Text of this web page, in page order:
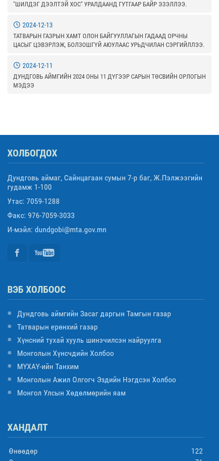
"ШИЛДЭГ ДЭЭЛТЭЙ ХОС" УРАЛДААНД ГУТГААР БАЙР ЭЗЭЛЛЭЭ.
2024-12-13
ТАТВАРЫН ГАЗРЫН ХАМТ ОЛОН БАЙГУУЛЛАГЫН ГАДААД ОРЧНЫ
ЦАСЫГ ЦЭВЭРЛЭЖ, БОЛЗОШГҮЙ АЮУЛААС УРЬДЧИЛАН СЭРГИЙЛЛЭЭ.
2024-12-11
ДУНДГОВЬ АЙМГИЙН 2024 ОНЫ 11 ДҮГЭЭР САРЫН ТӨСВИЙН ОРЛОГЫН
МЭДЭЭ
ХОЛБОГДОХ
Дундговь аймаг, Сайнцагаан сумын 7-р баг, Ж.Пэлжээгийн
гудамж 1-100
Утас: 7059-1288
Факс: 976-7059-3033
И-мэйл: dundgobi@mta.gov.mn
ВЭБ ХОЛБООС
Дундговь аймгийн Засаг даргын Тамгын газар
Татварын ерөнхий газар
Хүнсний тухай хууль шинэчилсэн найруулга
Монголын Хүнсчдийн Холбоо
МҮХАҮ-ийн Танхим
Монголын Ажил Олгогч Эздийн Нэгдсэн Холбоо
Монгол Улсын Хөдөлмөрийн яам
ХАНДАЛТ
Өнөөдөр
122